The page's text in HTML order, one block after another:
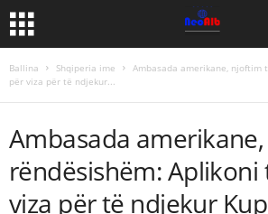
Ballina Shqiperia ime
Ambasada amerikane, njoftim
për viza për të ndjekur...
Ambasada
rëndësishëm: Aplikoni
viza për të ndjekur